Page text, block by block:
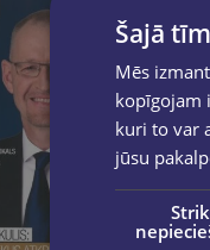
Šajā
Mēs
kopīgojam
kuri to var
jūsu